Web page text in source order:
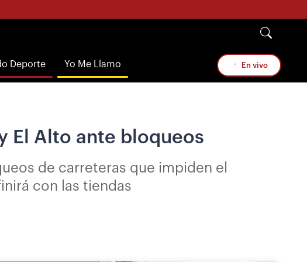
Deporte Yo Me Llamo En vivo
El Alto ante bloqueos
de carreteras que impiden el
con las tiendas